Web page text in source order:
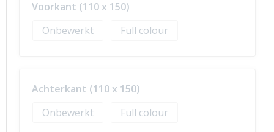
Voorkant (110 x 150)
Onbewerkt
Full colour
Achterkant (110 x 150)
Onbewerkt
Full colour